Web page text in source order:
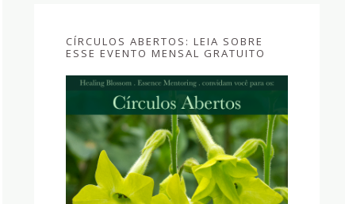
CÍRCULOS ABERTOS: LEIA SOBRE
ESSE EVENTO MENSAL GRATUITO